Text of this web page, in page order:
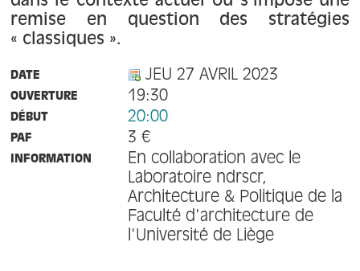
remise en question des stratégies
« classiques ».
DATE JEU 27 AVRIL 2023
OUVERTURE 19:30
DÉBUT 20:00
PAF 3 €
INFORMATION
En collaboration avec le
Laboratoire ndrscr,
Architecture & Politique de la
Faculté d'architecture de
l'Université de Liège